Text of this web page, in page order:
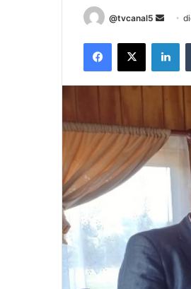
@tvcanal5
Send
email
Facebook
X